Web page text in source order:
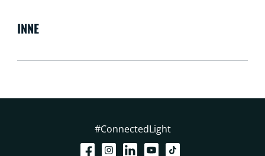
INNE
#ConnectedLight